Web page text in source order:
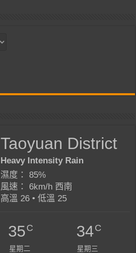
Taoyuan District
Heavy Intensity Rain
濕度： 85%
風速： 6km/h 西南
高溫 26 • 低溫 25
35C
星期二
34C
星期三